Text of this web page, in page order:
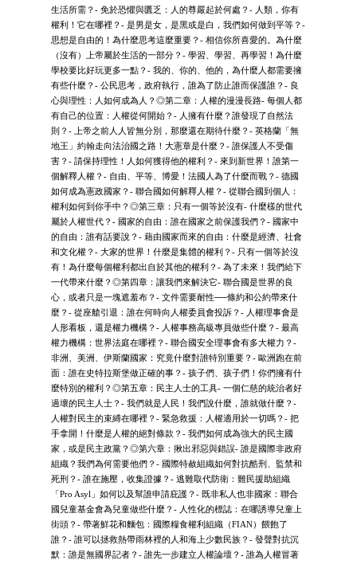
生活所需？- 免於恐懼與匱乏：人的尊嚴起於何處？- 人類，你有
權利！它在哪裡？- 是男是女，是黑或是白，我們如何做到平等？-
思想是自由的！為什麼思考這麼重要？- 相信你所喜愛的。為什麼
（沒有）上帝屬於生活的一部分？- 學習、學習、再學習！為什麼
學校要比好玩更多一點？- 我的、你的、他的，為什麼人都需要擁
有些什麼？- 公民思考，政府執行，誰為了防止誰而保護誰？- 良
心與理性：人如何成為人？◎第二章：人權的漫漫長路- 每個人都
有自己的位置：人權從何開始？- 人擁有什麼？誰發現了自然法
則？- 上帝之前人人皆無分別，那麼還在期待什麼？- 英格蘭「無
地王」約翰走向法治國之路！大憲章是什麼？- 誰保護人不受傷
害？- 請保持理性！人如何獲得他的權利？- 來到新世界！誰第一
個解釋人權？- 自由、平等、博愛！法國人為了什麼而戰？- 德國
如何成為憲政國家？- 聯合國如何解釋人權？- 從聯合國到個人：
權利如何到你手中？◎第三章：只有一個等於沒有- 什麼樣的世代
屬於人權世代？- 國家的自由：誰在國家之前保護我們？- 國家中
的自由：誰有話要說？- 藉由國家而來的自由：什麼是經濟、社會
和文化權？- 大家的世界！什麼是集體的權利？- 只有一個等於沒
有！為什麼每個權利都出自於其他的權利？- 為了未來！我們給下
一代帶來什麼？◎第四章：讓我們來解決它- 聯合國是世界的良
心，或者只是一塊遮羞布？- 文件需要耐性──條約和公約帶來什
麼？- 從座艙引退：誰在何時向人權委員會投訴？- 人權理事會是
人形看板，還是權力機構？- 人權事務高級專員做些什麼？- 最高
權力機構：世界法庭在哪裡？- 聯合國安全理事會有多大權力？-
非洲、美洲、伊斯蘭國家：究竟什麼對誰特別重要？- 歐洲跑在前
面：誰在史特拉斯堡做正確的事？- 孩子們、孩子們！你們擁有什
麼特別的權利？◎第五章：民主人士的工具- 一個仁慈的統治者好
過壞的民主人士？- 我們就是人民！我們說什麼，誰就做什麼？-
人權對民主的束縛在哪裡？- 緊急救援：人權適用於一切嗎？- 把
手拿開！什麼是人權的絕對條款？- 我們如何成為強大的民主國
家，或是民主政黨？◎第六章：揪出邪惡與錯誤- 誰是國際非政府
組織？我們為何需要他們？- 國際特赦組織如何對抗酷刑、監禁和
死刑？- 誰在施壓，收集證據？- 逃難取代防衛：難民援助組織
「Pro Asyl」如何以及幫誰申請庇護？- 既非私人也非國家：聯合
國兒童基金會為兒童做些什麼？- 人性化的標誌：在哪誘導兒童上
街頭？- 帶著鮮花和麵包：國際糧食權利組織（FIAN）餵飽了
誰？- 誰可以拯救熱帶雨林裡的人和海上少數民族？- 發聲對抗沉
默：誰是無國界記者？- 誰先一步建立人權論壇？- 誰為人權冒著